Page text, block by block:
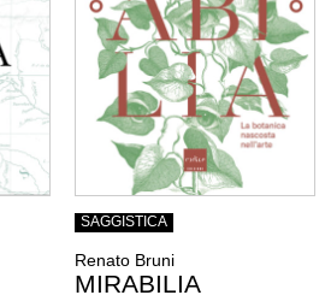
SAGGISTICA
Renato Bruni
MIRABILIA